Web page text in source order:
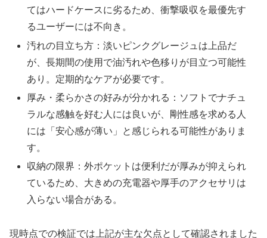
てはハードケースに劣るため、衝撃吸収を最優先す
るユーザーには不向き。
汚れの目立ち方：淡いピンクグレージュは上品だ
が、長期間の使用で油汚れや色移りが目立つ可能性
あり。定期的なケアが必要です。
厚み・柔らかさの好みが分かれる：ソフトでナチュ
ラルな感触を好む人には良いが、剛性感を求める人
には「安心感が薄い」と感じられる可能性がありま
す。
収納の限界：外ポケットは便利だが厚みが抑えられ
ているため、大きめの充電器や厚手のアクセサリは
入らない場合がある。
現時点での検証では上記が主な欠点として確認されました